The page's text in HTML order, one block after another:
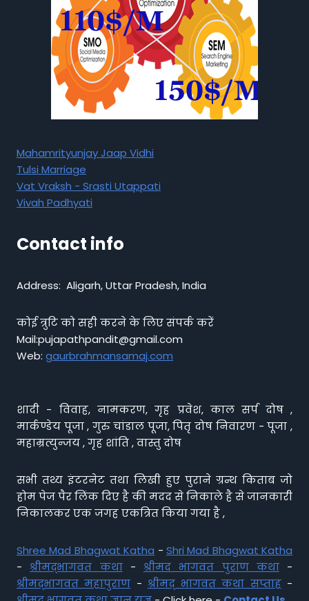
Mahamrityunjay Jaap Vidhi
Tulsi Marriage
Vat Vraksh - Srasti Utappati
Vivah Padhyati
Contact info
Address: Aligarh, Uttar Pradesh, India
कोई त्रुटि को सही करने के लिए संपर्क करें
Mail:pujapathpandit@gmail.com
Web: gaurbrahmansamaj.com
शादी - विवाह, नामकरण, गृह प्रवेश, काल सर्प दोष ,
मार्कण्डेय पूजा , गुरु चांडाल पूजा, पितृ दोष निवारण - पूजा ,
महाम्रत्युन्जय , गृह शांति , वास्तु दोष
सभी तथ्य इंटरनेट तथा लिखी हुए पुराने ग्रन्थ किताब जो
होम पेज पैर लिंक दिए है की मदद से निकाले है से जानकारी
निकालकर एक जगह एकत्रित किया गया है ,
Shree Mad Bhagwat Katha - Shri Mad Bhagwat Katha
- श्रीमद्भागवत कथा- श्रीमद भागवत पुराण कथा-
श्रीमद्भागवत महापुराण - श्रीमद् भागवत कथा सप्ताह-